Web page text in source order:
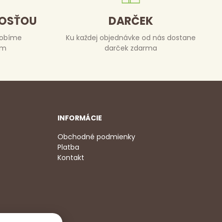
DARČEK
Ku každej objednávke od nás dostane
darček zdarma
INFORMÁCIE
Obchodné podmienky
Platba
Kontakt